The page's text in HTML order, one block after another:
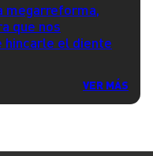
megarreforma,
que nos
hincarle el diente
VER MÁS